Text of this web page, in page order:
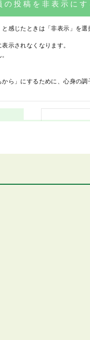
の投稿を非表示にす
感じたときは「非表示」を選
示されなくなります。
ら」にするために、心身の